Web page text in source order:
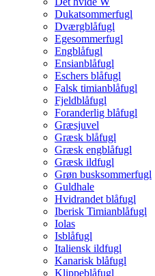
Dukatsommerfugl
Dværgblåfugl
Egesommerfugl
Engblåfugl
Ensianblåfugl
Eschers blåfugl
Falsk timianblåfugl
Fjeldblåfugl
Foranderlig blåfugl
Græsjuvel
Græsk blåfugl
Græsk engblåfugl
Græsk ildfugl
Grøn busksommerfugl
Guldhale
Hvidrandet blåfugl
Iberisk Timianblåfugl
Iolas
Isblåfugl
Italiensk ildfugl
Kanarisk blåfugl
Klippeblåfugl